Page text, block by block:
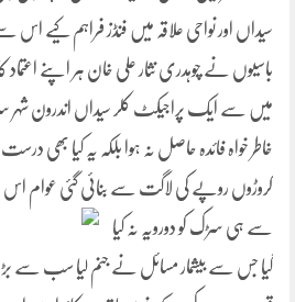
سیداں اور نواحی علاقہ میں فنڈز فراہم کیے
باسیوں نے چوہدری نثار علی خان ہر اپنے اعتماد
میں سے ایک پراجیکٹ کلر سیداں اندرون شہر
خاطر خواہ فائدہ حاصل نہ ہوا بلکہ یہ کیا بھی
کروڑوں روپے کی لاگت سے بنائی گئی عوام
سے ہی سڑک کو دورویہ نہ کیا
گیا جس سے بیشمار مسائل نے جنم لیا سب سے بڑا